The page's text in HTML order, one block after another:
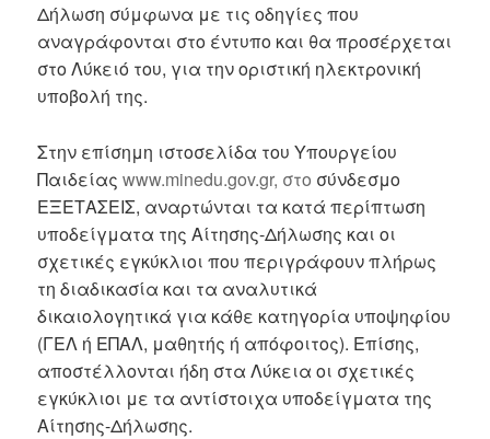
Δήλωση σύμφωνα με τις οδηγίες που
αναγράφονται στο έντυπο και θα προσέρχεται
στο Λύκειό του, για την οριστική ηλεκτρονική
υποβολή της.
Στην επίσημη ιστοσελίδα του Υπουργείου
Παιδείαςwww.minedu.gov.gr, στο σύνδεσμο
ΕΞΕΤΑΣΕΙΣ, αναρτώνται τα κατά περίπτωση
υποδείγματα της Αίτησης-Δήλωσης και οι
σχετικές εγκύκλιοι που περιγράφουν πλήρως
τη διαδικασία και τα αναλυτικά
δικαιολογητικά για κάθε κατηγορία υποψηφίου
(ΓΕΛ ή ΕΠΑΛ, μαθητής ή απόφοιτος). Επίσης,
αποστέλλονται ήδη στα Λύκεια οι σχετικές
εγκύκλιοι με τα αντίστοιχα υποδείγματα της
Αίτησης-Δήλωσης.